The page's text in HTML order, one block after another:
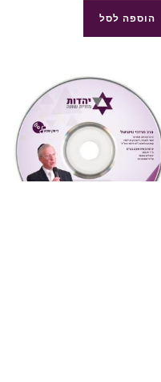
הוספה לסל